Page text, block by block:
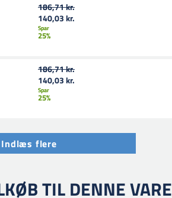
186,71 kr.
140,03 kr.
Spar
25%
186,71 kr.
140,03 kr.
Spar
25%
Indlæs flere
TIL DENNE VARE